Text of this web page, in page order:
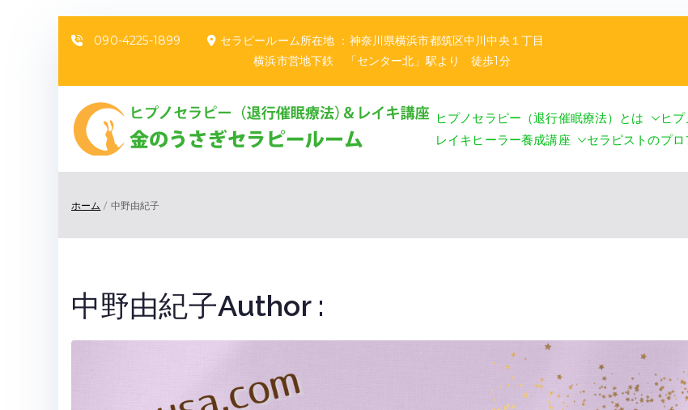
090-4225-1899
セラピールーム所在地 ：神奈川県横浜市都筑区中川中央１丁目
横浜市営地下鉄 「センター北」駅より 徒歩1分
金のうさぎセラ
ヒプノセラピー（退行催眠療法） ＆レ
ヒプノセラピー（退行催眠療法）とは ヒ
レイキヒーラー養成講座
セラピストのプ
ホーム 中野由紀子
中野由紀子Author :